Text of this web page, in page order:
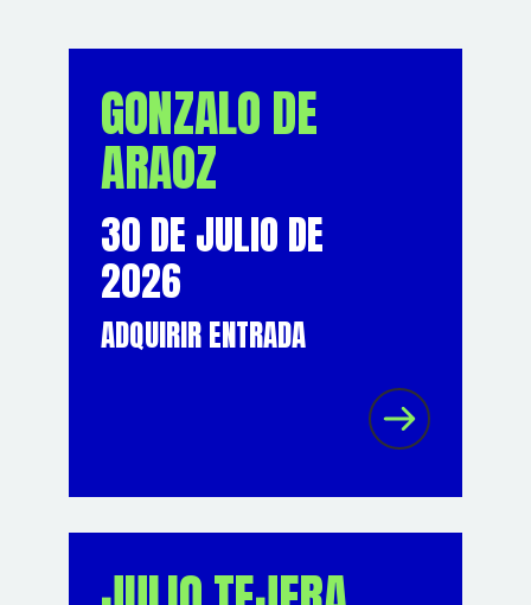
GONZALO DE
ARAOZ
30 DE JULIO DE
2026
ADQUIRIR ENTRADA